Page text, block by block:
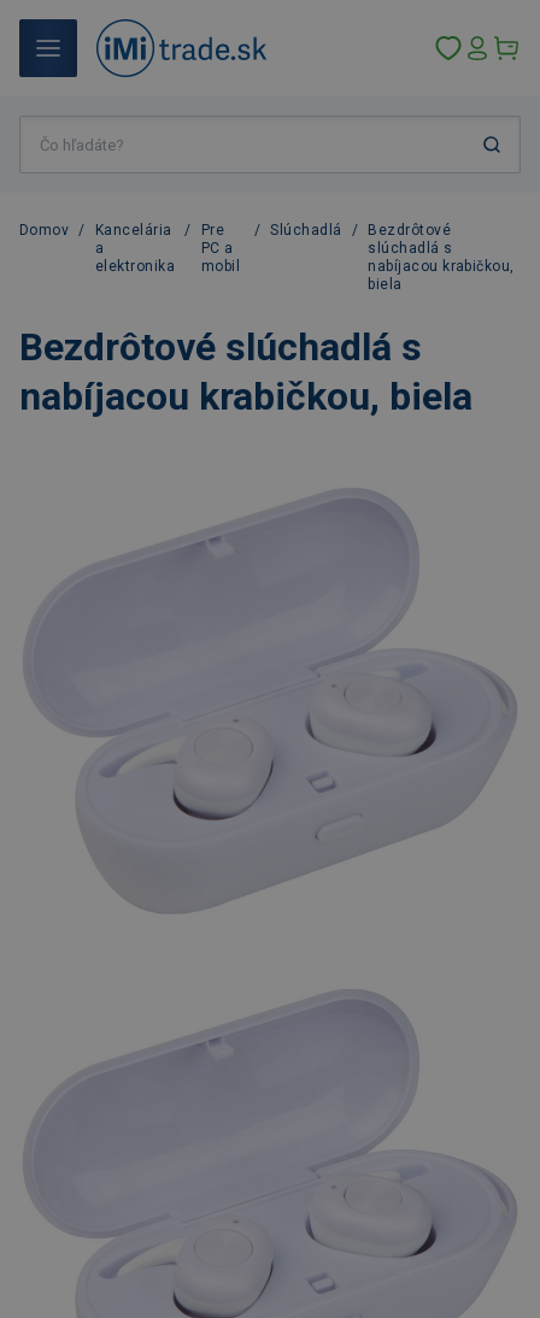
Domov /
Kancelária
a
elektronika
/
Pre
PC a
mobil
/ Slúchadlá /
Bezdrôtové
slúchadlá s
nabíjacou krabičkou,
biela
Bezdrôtové slúchadlá s
nabíjacou krabičkou, biela